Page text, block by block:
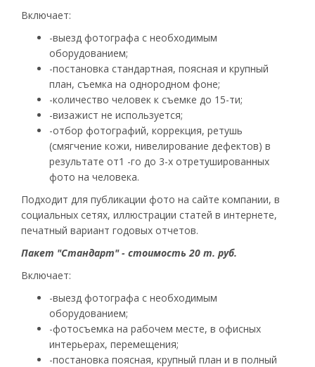
Включает:
-выезд фотографа с необходимым
оборудованием;
-постановка стандартная, поясная и крупный
план, съемка на однородном фоне;
-количество человек к съемке до 15-ти;
-визажист не используется;
-отбор фотографий, коррекция, ретушь
(смягчение кожи, нивелирование дефектов) в
результате от1 -го до 3-х отретушированных
фото на человека.
Подходит для публикации фото на сайте компании, в
социальных сетях, иллюстрации статей в интернете,
печатный вариант годовых отчетов.
Пакет "Стандарт" - стоимость 20 т. руб.
Включает:
-выезд фотографа с необходимым
оборудованием;
-фотосъемка на рабочем месте, в офисных
интерьерах, перемещения;
-постановка поясная, крупный план и в полный